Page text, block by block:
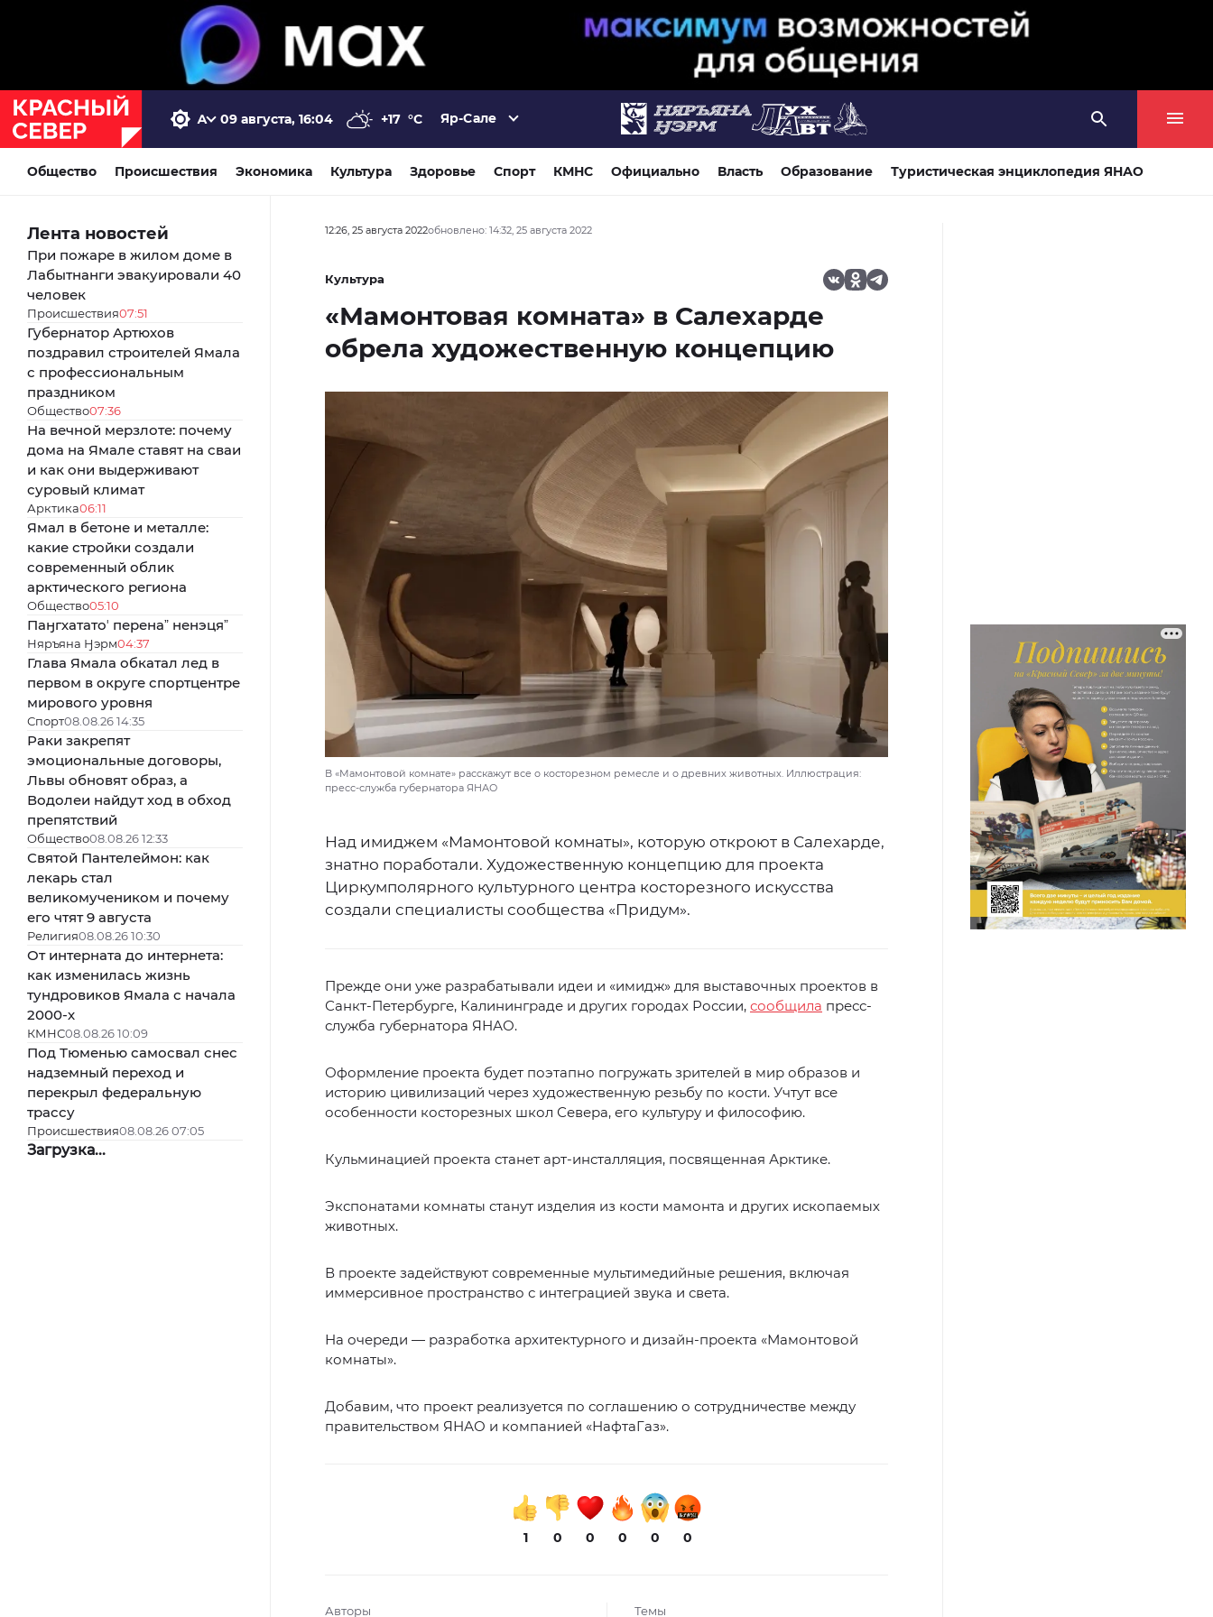
09 августа, 16:04 +17 °C Яр-Сале
Общество Происшествия Экономика Культура Здоровье Спорт КМНС Официально Власть Образование Туристическая энциклопедия ЯНАО
Лента новостей
При пожаре в жилом доме в
Лабытнанги эвакуировали 40
человек
Происшествия07:51
Губернатор Артюхов
поздравил строителей Ямала
с профессиональным
праздником
Общество07:36
На вечной мерзлоте: почему
дома на Ямале ставят на сваи
и как они выдерживают
суровый климат
Арктика06:11
Ямал в бетоне и металле:
какие стройки создали
современный облик
арктического региона
Общество05:10
Паӈгхататоʼ перенаˮ ненэцяˮ
Няръяна Ӈэрм04:37
Глава Ямала обкатал лед в
первом в округе спортцентре
мирового уровня
Спорт08.08.26 14:35
Раки закрепят
эмоциональные договоры,
Львы обновят образ, а
Водолеи найдут ход в обход
препятствий
Общество08.08.26 12:33
Святой Пантелеймон: как
лекарь стал
великомучеником и почему
его чтят 9 августа
Религия08.08.26 10:30
От интерната до интернета:
как изменилась жизнь
тундровиков Ямала с начала
2000-х
КМНС08.08.26 10:09
Под Тюменью самосвал снес
надземный переход и
перекрыл федеральную
трассу
Происшествия08.08.26 07:05
Загрузка...
12:26, 25 августа 2022обновлено: 14:32, 25 августа 2022
Культура
«Мамонтовая комната» в Салехарде
обрела художественную концепцию
В «Мамонтовой комнате» расскажут все о косторезном ремесле и о древних животных. Иллюстрация:
пресс-служба губернатора ЯНАО
Над имиджем «Мамонтовой комнаты», которую откроют в Салехарде,
знатно поработали. Художественную концепцию для проекта
Циркумполярного культурного центра косторезного искусства
создали специалисты сообщества «Придум».
Прежде они уже разрабатывали идеи и «имидж» для выставочных проектов в
Санкт-Петербурге, Калининграде и других городах России, сообщила пресс-
служба губернатора ЯНАО.
Оформление проекта будет поэтапно погружать зрителей в мир образов и
историю цивилизаций через художественную резьбу по кости. Учтут все
особенности косторезных школ Севера, его культуру и философию.
Кульминацией проекта станет арт-инсталляция, посвященная Арктике.
Экспонатами комнаты станут изделия из кости мамонта и других ископаемых
животных.
В проекте задействуют современные мультимедийные решения, включая
иммерсивное пространство с интеграцией звука и света.
На очереди — разработка архитектурного и дизайн-проекта «Мамонтовой
комнаты».
Добавим, что проект реализуется по соглашению о сотрудничестве между
правительством ЯНАО и компанией «НафтаГаз».
1 0 0 0 0 0
Авторы Темы